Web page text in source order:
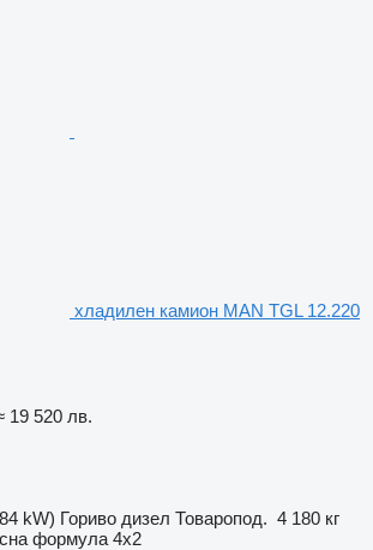
хладилен камион MAN TGL 12.220
19 520 лв.
kW) Гориво дизел Товаропод. 4 180 кг
формула 4x2